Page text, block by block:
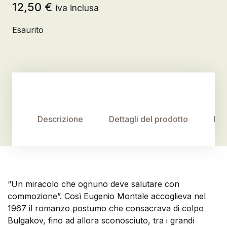
12,50 € iva inclusa
Esaurito
Descrizione Dettagli del prodotto
“Un miracolo che ognuno deve salutare con
commozione”. Così Eugenio Montale accoglieva nel
1967 il romanzo postumo che consacrava di colpo
Bulgakov, fino ad allora sconosciuto, tra i grandi